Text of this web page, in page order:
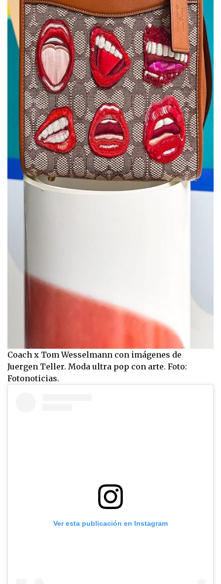
Coach x Tom Wesselmann con imágenes de
Juergen Teller. Moda ultra pop con arte. Foto:
Fotonoticias.
Ver esta publicación en Instagram